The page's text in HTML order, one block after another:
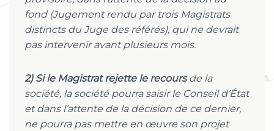
fond (Jugement rendu par trois Magistrats
distincts du Juge des référés), qui ne devrait
pas intervenir avant plusieurs mois.
2) Si le Magistrat rejette le recoursde la
société, la société pourra saisir le Conseil d’État
et dans l’attente de la décision de ce dernier,
ne pourra pas mettre en œuvre son projet